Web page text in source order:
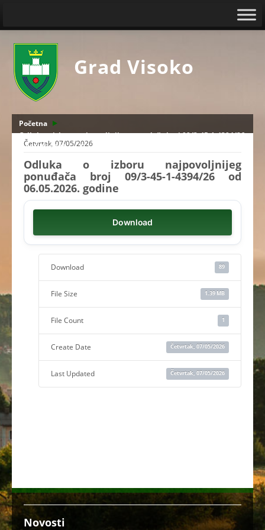
Grad Visoko
Početna
Odluka o izboru najpovoljnijeg ponuđača broj 09/3-45-1-4394/26
od 06.05.2026. godine
Četvrtak, 07/05/2026
Odluka o izboru najpovoljnijeg
ponuđača broj 09/3-45-1-4394/26 od
06.05.2026. godine
Download
Download 89
File Size 1.39 MB
File Count 1
Create Date Četvrtak, 07/05/2026
Last Updated Četvrtak, 07/05/2026
Novosti